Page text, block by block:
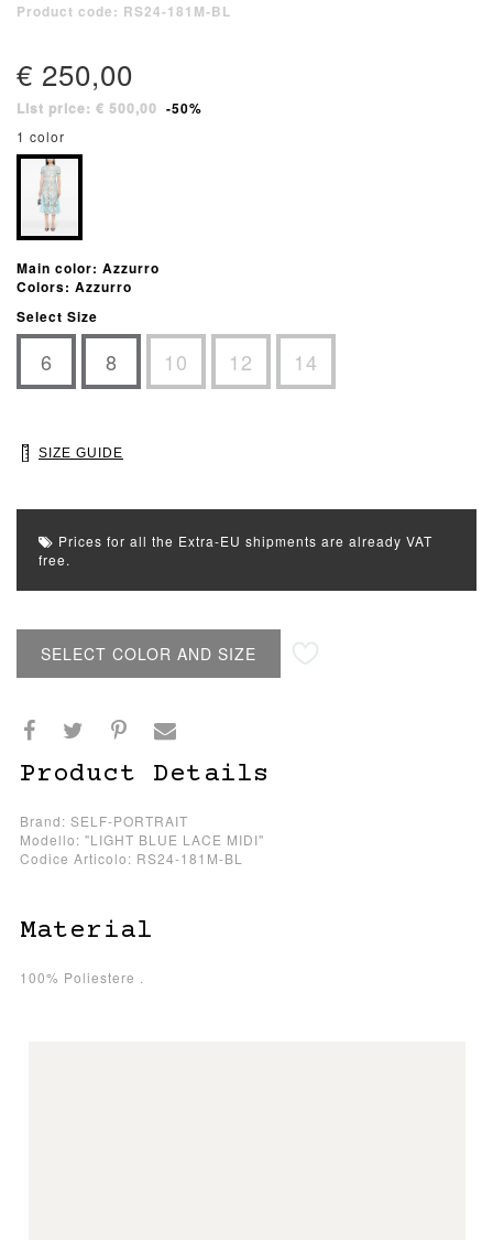
Product code: RS24-181M-BL
€ 250,00
List price: € 500,00 -50%
1 color
Main color: Azzurro
Colors: Azzurro
Select Size
6 8 10 12 14
SIZE GUIDE
Prices for all the Extra-EU shipments are already VAT
free.
SELECT COLOR AND SIZE
Product Details
Brand: SELF-PORTRAIT
Modello: "LIGHT BLUE LACE MIDI"
Codice Articolo: RS24-181M-BL
Material
100% Poliestere .